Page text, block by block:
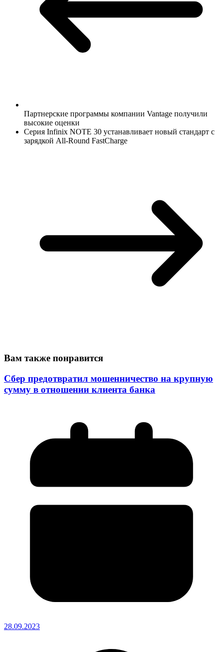
Партнерские программы компании Vantage получили
высокие оценки
Серия Infinix NOTE 30 устанавливает новый стандарт с
зарядкой All-Round FastCharge
Вам также понравится
Сбер предотвратил мошенничество на крупную
сумму в отношении клиента банка
28.09.2023